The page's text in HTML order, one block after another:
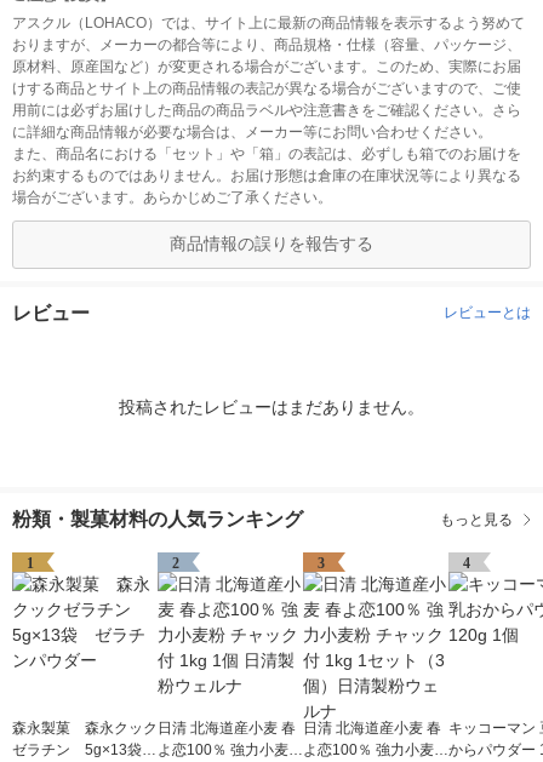
アスクル（LOHACO）では、サイト上に最新の商品情報を表示するよう努めて
おりますが、メーカーの都合等により、商品規格・仕様（容量、パッケージ、
原材料、原産国など）が変更される場合がございます。このため、実際にお届
けする商品とサイト上の商品情報の表記が異なる場合がございますので、ご使
用前には必ずお届けした商品の商品ラベルや注意書きをご確認ください。さら
に詳細な商品情報が必要な場合は、メーカー等にお問い合わせください。
また、商品名における「セット」や「箱」の表記は、必ずしも箱でのお届けを
お約束するものではありません。お届け形態は倉庫の在庫状況等により異なる
場合がございます。あらかじめご了承ください。
商品情報の誤りを報告する
レビュー レビューとは
投稿されたレビューはまだありません。
粉類・製菓材料の人気ランキング もっと見る
1
森永製菓 森永クック
ゼラチン 5g×13袋
2
日清 北海道産小麦 春
よ恋100％ 強力小麦粉
3
日清 北海道産小麦 春
よ恋100％ 強力小麦粉
4
キッコーマン
からパウダー